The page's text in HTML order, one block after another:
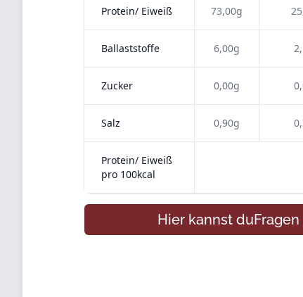
Protein/ Eiweiß 73,00g
Ballaststoffe 6,00g
Zucker 0,00g
Salz 0,90g
Protein/ Eiweiß
pro 100kcal
Hier kannst duFragen